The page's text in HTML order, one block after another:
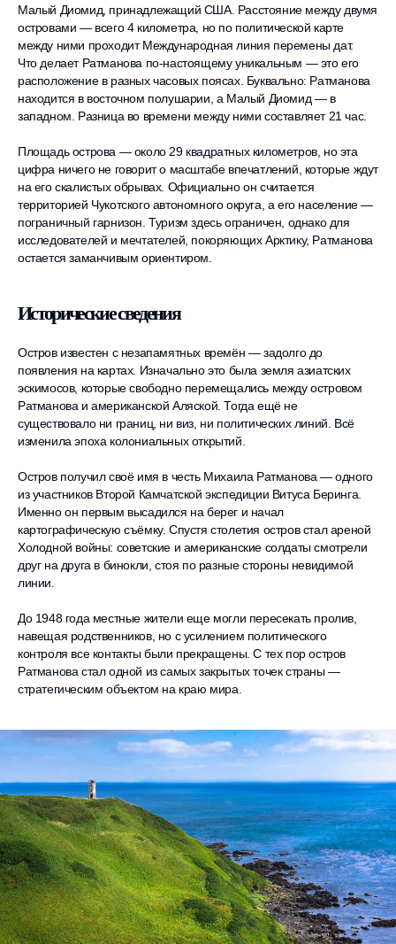
Малый Диомид, принадлежащий США. Расстояние между двумя
островами — всего 4 километра, но по политической карте
между ними проходит Международная линия перемены дат.
Что делает Ратманова по-настоящему уникальным — это его
расположение в разных часовых поясах. Буквально: Ратманова
находится в восточном полушарии, а Малый Диомид — в
западном. Разница во времени между ними составляет 21 час.
Площадь острова — около 29 квадратных километров, но эта
цифра ничего не говорит о масштабе впечатлений, которые ждут
на его скалистых обрывах. Официально он считается
территорией Чукотского автономного округа, а его население —
пограничный гарнизон. Туризм здесь ограничен, однако для
исследователей и мечтателей, покоряющих Арктику, Ратманова
остается заманчивым ориентиром.
Исторические сведения
Остров известен с незапамятных времён — задолго до
появления на картах. Изначально это была земля азиатских
эскимосов, которые свободно перемещались между островом
Ратманова и американской Аляской. Тогда ещё не
существовало ни границ, ни виз, ни политических линий. Всё
изменила эпоха колониальных открытий.
Остров получил своё имя в честь Михаила Ратманова — одного
из участников Второй Камчатской экспедиции Витуса Беринга.
Именно он первым высадился на берег и начал
картографическую съёмку. Спустя столетия остров стал ареной
Холодной войны: советские и американские солдаты смотрели
друг на друга в бинокли, стоя по разные стороны невидимой
линии.
До 1948 года местные жители еще могли пересекать пролив,
навещая родственников, но с усилением политического
контроля все контакты были прекращены. С тех пор остров
Ратманова стал одной из самых закрытых точек страны —
стратегическим объектом на краю мира.